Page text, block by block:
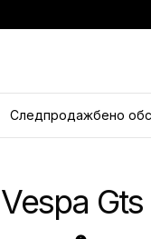
Следпродажбено
Vespa